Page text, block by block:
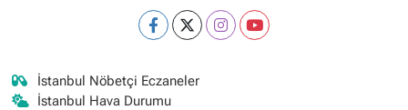
İstanbul Nöbetçi Eczaneler
İstanbul Hava Durumu